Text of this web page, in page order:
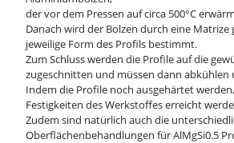
der vor dem Pressen auf circa 500°C
Danach wird der Bolzen durch eine Matrize
jeweilige Form des Profils bestimmt.
Zum Schluss werden die Profile auf die
zugeschnitten und müssen dann abkühlen
Indem die Profile noch ausgehärtet
Festigkeiten des Werkstoffes erreicht
Zudem sind natürlich auch die
Oberflächenbehandlungen für AlMgSi0.5